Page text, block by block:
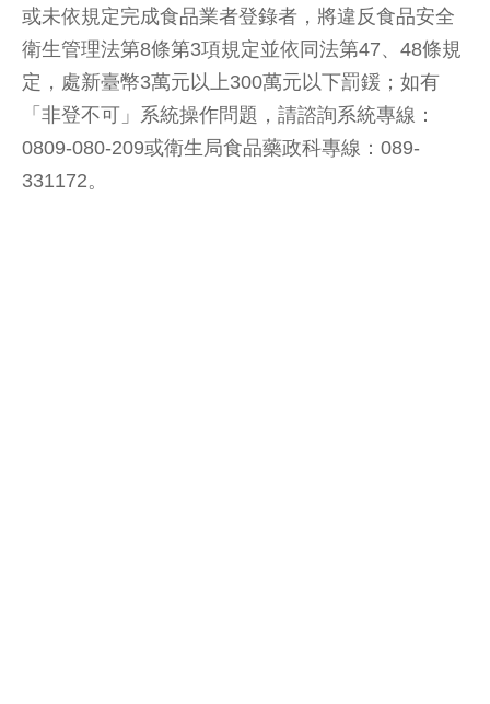
或未依規定完成食品業者登錄者，將違反食品安全
衛生管理法第8條第3項規定並依同法第47、48條規
定，處新臺幣3萬元以上300萬元以下罰鍰；如有
「非登不可」系統操作問題，請諮詢系統專線：
0809-080-209或衛生局食品藥政科專線：089-
331172。